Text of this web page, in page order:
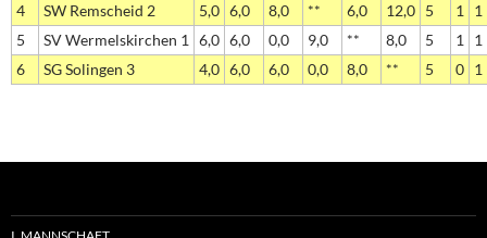
4
SW Remscheid 2 5,0 6,0 8,0 ** 6,0 12,0 5 1
1
5
SV Wermelskirchen 1 6,0 6,0 0,0 9,0 ** 8,0 5 1
1
6
SG Solingen 3 4,0 6,0 6,0 0,0 8,0 ** 5 0 1